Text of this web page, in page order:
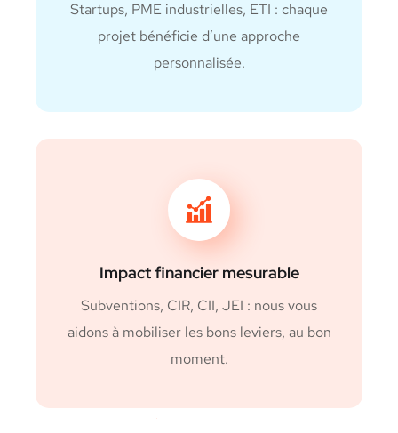
Startups, PME industrielles, ETI : chaque
projet bénéficie d’une approche
personnalisée.
Impact financier mesurable
Subventions, CIR, CII, JEI : nous vous
aidons à mobiliser les bons leviers, au bon
moment.